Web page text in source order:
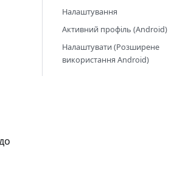
Налаштування
Активний профіль (Android)
Налаштувати (Розширене
використання Android)